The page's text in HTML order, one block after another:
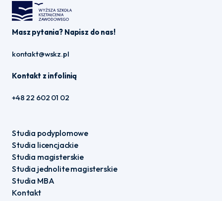
Masz pytania? Napisz do nas!
kontakt@wskz.pl
Kontakt z infolinią
+48 22 602 01 02
Studia podyplomowe
Studia licencjackie
Studia magisterskie
Studia jednolite magisterskie
Studia MBA
Kontakt